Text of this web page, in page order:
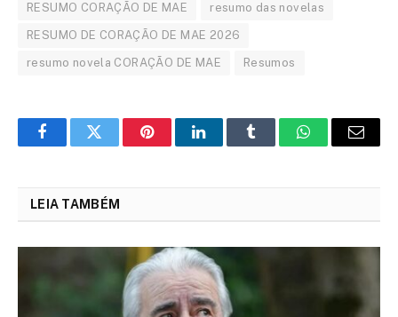
RESUMO CORAÇÃO DE MAE resumo das novelas
RESUMO DE CORAÇÃO DE MAE 2026
resumo novela CORAÇÃO DE MAE Resumos
FacebookTwitter PinterestLinkedInTumblr WhatsAppEmail
LEIA TAMBÉM